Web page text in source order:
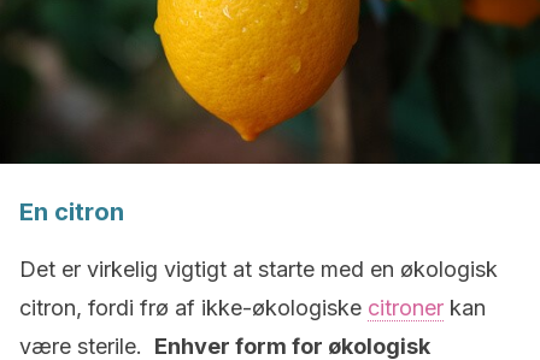
En citron
Det er virkelig vigtigt at starte med en økologisk
citron, fordi frø af ikke-økologiske citroner kan
være sterile. Enhver form for økologisk